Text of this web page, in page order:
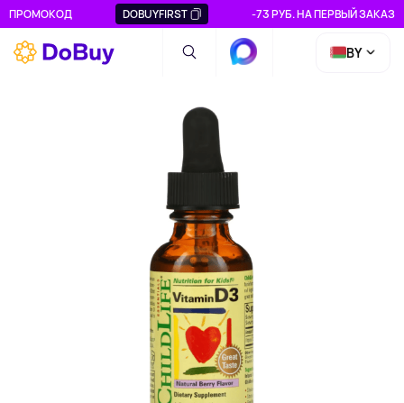
ПРОМОКОД DOBUYFIRST -73 РУБ. НА ПЕРВЫЙ ЗАКАЗ
BY